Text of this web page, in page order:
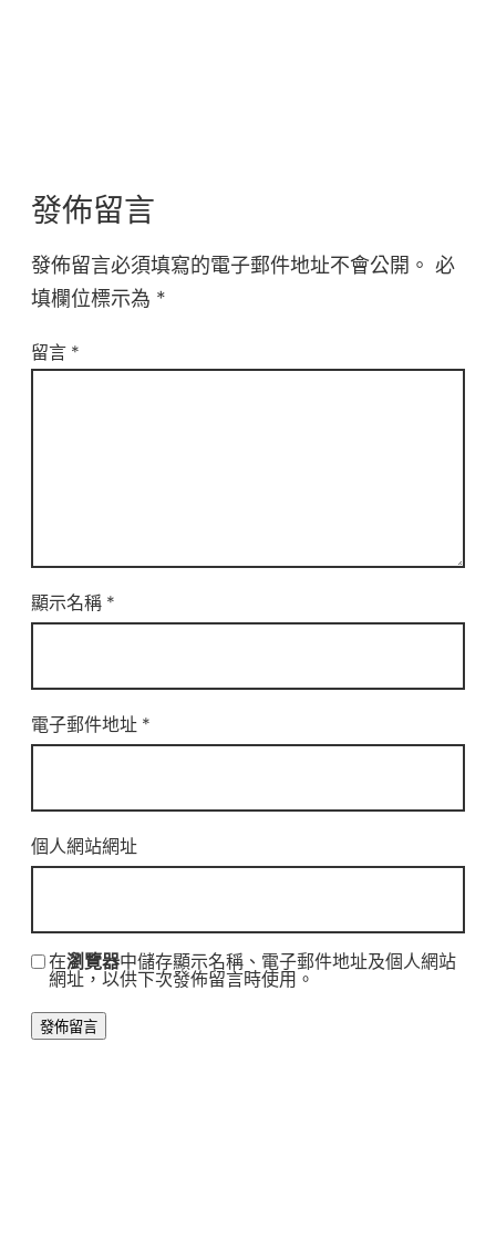
發佈留言
發佈留言必須填寫的電子郵件地址不會公開。 必
填欄位標示為 *
留言 *
顯示名稱 *
電子郵件地址 *
個人網站網址
在瀏覽器中儲存顯示名稱、電子郵件地址及個人網站
網址，以供下次發佈留言時使用。